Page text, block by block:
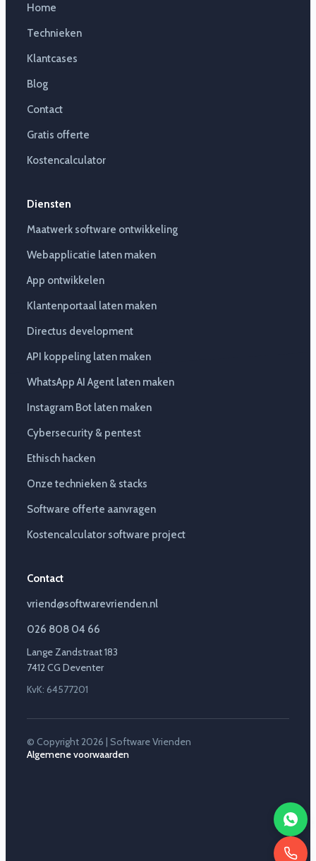
Home
Technieken
Klantcases
Blog
Contact
Gratis offerte
Kostencalculator
Diensten
Maatwerk software ontwikkeling
Webapplicatie laten maken
App ontwikkelen
Klantenportaal laten maken
Directus development
API koppeling laten maken
WhatsApp AI Agent laten maken
Instagram Bot laten maken
Cybersecurity & pentest
Ethisch hacken
Onze technieken & stacks
Software offerte aanvragen
Kostencalculator software project
Contact
vriend@softwarevrienden.nl
026 808 04 66
Lange Zandstraat 183
7412 CG Deventer
KvK: 64577201
© Copyright 2026 | Software Vrienden
Algemene voorwaarden